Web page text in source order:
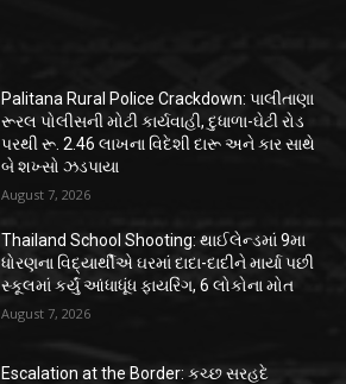
Palitana Rural Police Crackdown: પાલીતાણા
રૂરલ પોલીસની મોટી કાર્યવાહી, દુધાળા-ઘેટી રોડ
પરથી રૂ. 2.46 લાખના વિદેશી દારૂ અને કાર સાથે
બે શખ્સો ઝડપાયા
August 7, 2026
Thailand School Shooting: થાઈલેન્ડમાં 9મા
ધોરણના વિદ્યાર્થીએ ઘરમાં દાદા-દાદીને માર્યા પછી
સ્કૂલમાં કર્યું આંધાધૂંધ ફાયરિંગ, 6 લોકોના મોત
August 7, 2026
Escalation at the Border: કચ્છ સરહદે